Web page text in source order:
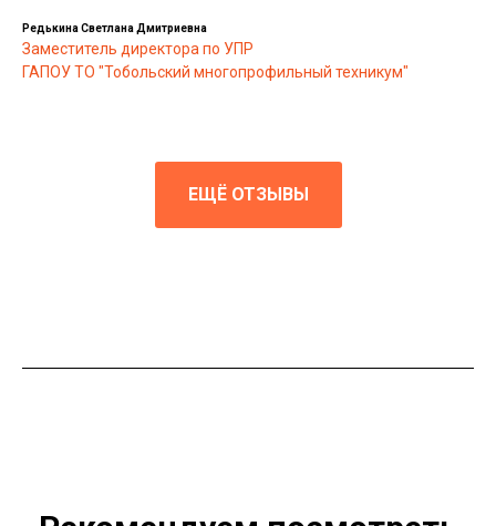
Редькина Светлана Дмитриевна
Заместитель директора по УПР
ГАПОУ ТО "Тобольский многопрофильный техникум"
ЕЩЁ ОТЗЫВЫ